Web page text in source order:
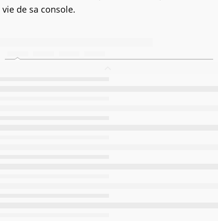
vie de sa console.